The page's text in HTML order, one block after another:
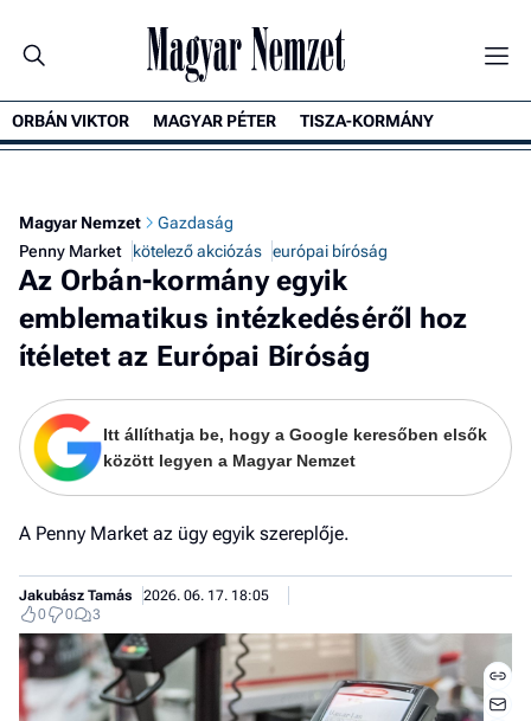
ORBÁN VIKTOR MAGYAR PÉTER TISZA-KORMÁNY
Magyar Nemzet
Gazdaság
Penny Market
kötelező akciózás európai bíróság
Az Orbán-kormány egyik
emblematikus intézkedéséről hoz
ítéletet az Európai Bíróság
Itt állíthatja be, hogy a Google keresőben elsők
között legyen a Magyar Nemzet
A Penny Market az ügy egyik szereplője.
Jakubász Tamás
2026. 06. 17. 18:05
0
0 3